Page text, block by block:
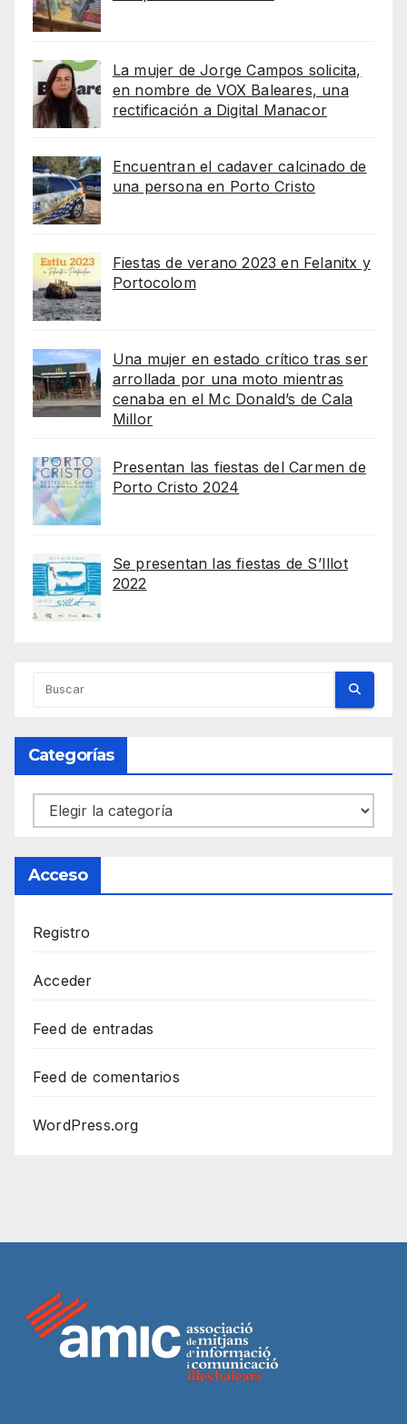
La mujer de Jorge Campos solicita,
en nombre de VOX Baleares, una
rectificación a Digital Manacor
Encuentran el cadaver calcinado de
una persona en Porto Cristo
Fiestas de verano 2023 en Felanitx y
Portocolom
Una mujer en estado crítico tras ser
arrollada por una moto mientras
cenaba en el Mc Donald’s de Cala
Millor
Presentan las fiestas del Carmen de
Porto Cristo 2024
Se presentan las fiestas de S’Illot
2022
Categorías
Categorías
Acceso
Registro
Acceder
Feed de entradas
Feed de comentarios
WordPress.org